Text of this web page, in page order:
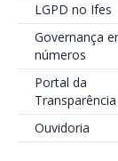
LGPD no Ifes
Governança
números
Portal da
Transparência
Ouvidoria